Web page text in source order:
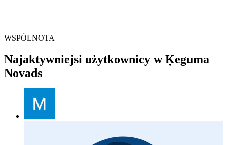
WSPÓLNOTA
Najaktywniejsi użytkownicy w Ķeguma
Novads